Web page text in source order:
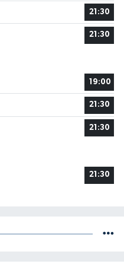
21:30
21:30
19:00
21:30
21:30
21:30